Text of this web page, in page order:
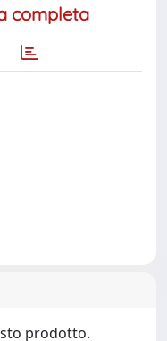
completa
prodotto.